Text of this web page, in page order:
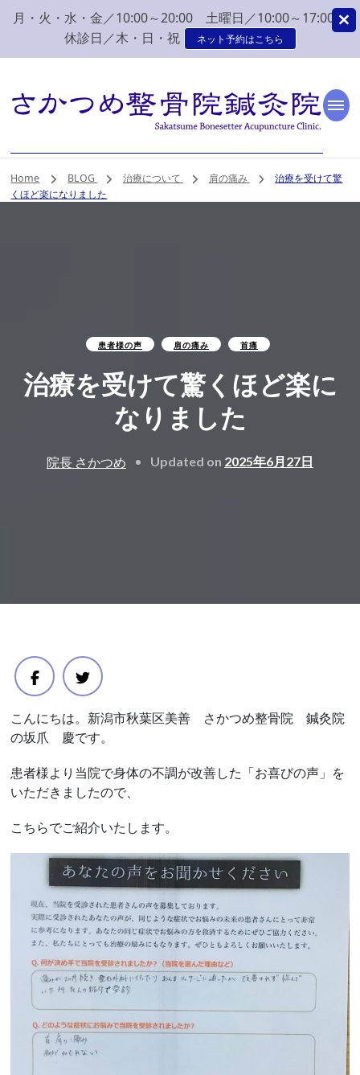
月・火・水・金／10:00～20:00 土曜日／10:00～17:00
休診日／木・日・祝
ネット予約はこちら
新潟市 秋葉区 肩こり
腰痛 整体 鍼灸はさか
鍼灸院へ。みなさまの気持ちに寄り添い、丁寧な問診、治療をさせて
Home BLOG 治療について 肩の痛み
治療を受けて驚
くほど楽になりました
患者様の声 肩の痛み 首痛
治療を受けて驚くほど楽に
なりました
院長 さかつめ Updated on 2025年6月27日
こんにちは。新潟市秋葉区美善 さかつめ整骨院 鍼灸院
の坂爪 慶です。
患者様より当院で身体の不調が改善した「お喜びの声」を
いただきましたので、
こちらでご紹介いたします。